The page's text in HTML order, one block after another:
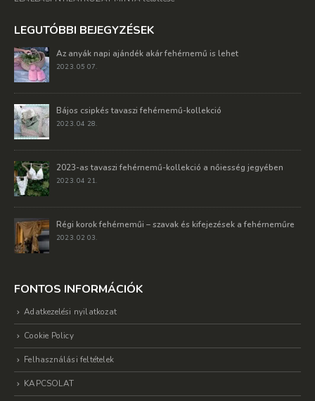
LEGUTÓBBI BEJEGYZÉSEK
Az anyák napi ajándék akár fehérnemű is lehet
2023. 05 07.
Bájos csipkés tavaszi fehérnemű-kollekció
2023. 04 28.
2023-as tavaszi fehérnemű-kollekció a nőiesség jegyében
2023. 04 21.
Régi korok fehérneműi – szavak és kifejezések a fehérneműre
2023. 02 03.
FONTOS INFORMÁCIÓK
Adatkezelési nyilatkozat
Cookie Policy
Felhasználási feltételek
KAPCSOLAT